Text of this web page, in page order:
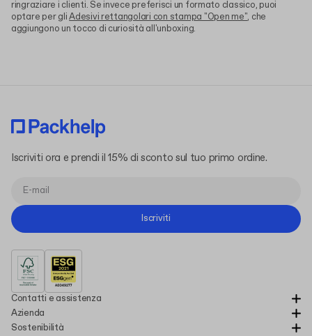
ringraziare i clienti. Se invece preferisci un formato classico, puoi
optare per gliAdesivi rettangolari con stampa "Open me", che
aggiungono un tocco di curiosità all'unboxing.
Contatti e assistenza
Azienda
Sostenibilità
Iscriviti ora e prendi il 15% di sconto sul tuo primo ordine.
Iscriviti